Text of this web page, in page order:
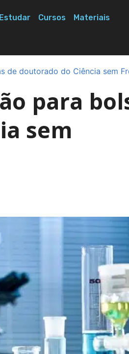
Cursos Materiais
de doutorado do Ciência sem
para
sem